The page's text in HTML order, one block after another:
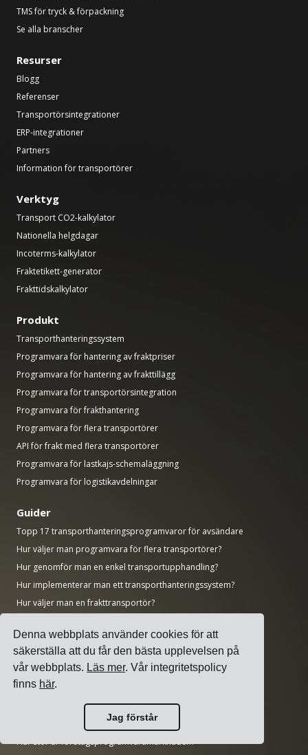
Denna webbplats använder cookies för att
säkerställa att du får den bästa upplevelsen på
vår webbplats. Läs mer. Vår integritetspolicy
finns här.
Jag förstår
TMS för tryck & förpackning
Se alla branscher
Resurser
Blogg
Referenser
Transportörsintegrationer
ERP-integrationer
Partners
Information för transportörer
Verktyg
Transport CO2-kalkylator
Nationella helgdagar
Incoterms-kalkylator
Fraktetikett-generator
Frakttidskalkylator
Produkt
Transporthanteringssystem
Programvara för hantering av fraktpriser
Programvara för hantering av frakttillägg
Programvara för transportörsintegration
Programvara för frakthantering
Programvara för flera transportörer
API för frakt med flera transportörer
Programvara för lastkajs-schemaläggning
Programvara för logistikavdelningar
Guider
Topp 17 transporthanteringsprogramvaror för avsändare
Hur väljer man programvara för flera transportörer?
Hur genomför man en enkel transportupphandling?
Hur implementerar man ett transporthanteringssystem?
Hur väljer man en frakttransportör?
Fraktnyckeltal som varje logistikchef bör följa
Forskning
Hur stor är AI-marknaden?
Hur mycket CO2 släpper transportsektorn ut?
Hur stor är logistikmarknaden?
Hur stor är företagsprogramvarumarknaden?